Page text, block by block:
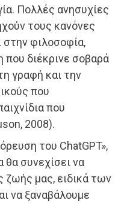
Πολλές ανησυχίες
τους κανόνες
στην φιλοσοφία,
διέκρινε σοβαρά
γραφή και την
που
που
2008).
του ChatGPT»,
θα συνεχίσει να
ζωής μας, ειδικά των
να ξαναβάλουμε